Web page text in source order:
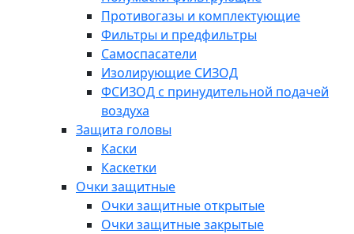
Противогазы и комплектующие
Фильтры и предфильтры
Самоспасатели
Изолирующие СИЗОД
ФСИЗОД с принудительной подачей
воздуха
Защита головы
Каски
Каскетки
Очки защитные
Очки защитные открытые
Очки защитные закрытые